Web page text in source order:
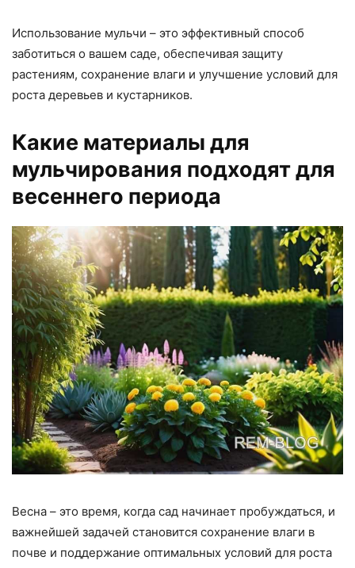
Использование мульчи – это эффективный способ
заботиться о вашем саде, обеспечивая защиту
растениям, сохранение влаги и улучшение условий для
роста деревьев и кустарников.
Какие материалы для
мульчирования подходят для
весеннего периода
Весна – это время, когда сад начинает пробуждаться, и
важнейшей задачей становится сохранение влаги в
почве и поддержание оптимальных условий для роста